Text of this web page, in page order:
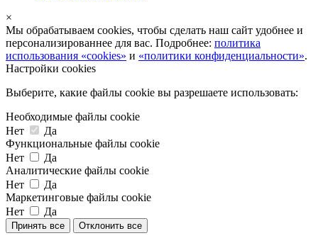
×
Мы обрабатываем cookies, чтобы сделать наш сайт удобнее и
персонализированнее для вас. Подробнее: политика
использования «cookies» и «политики конфиденциальности».
Настройки cookies
Выберите, какие файлы cookie вы разрешаете использовать:
Необходимые файлы cookie
Нет
Да
Функциональные файлы cookie
Нет
Да
Аналитические файлы cookie
Нет
Да
Маркетинговые файлы cookie
Нет
Да
Принять все Отклонить все